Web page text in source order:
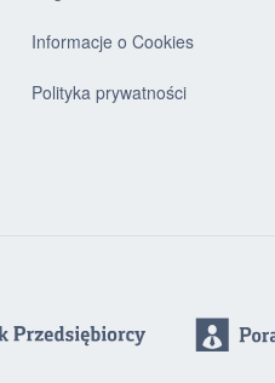
Informacje o Cookies
Polityka prywatności